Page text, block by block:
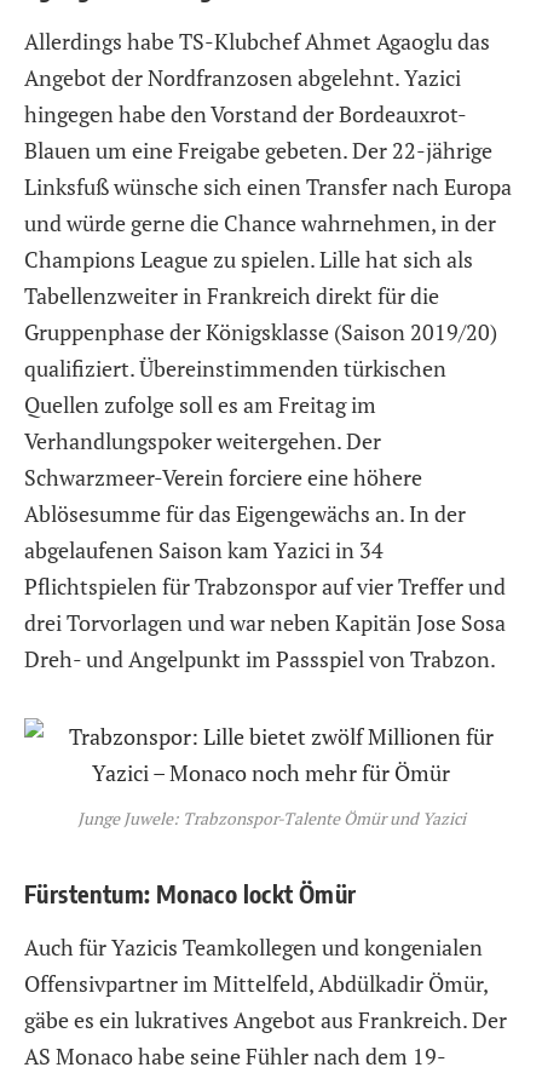
Allerdings habe TS-Klubchef Ahmet Agaoglu das
Angebot der Nordfranzosen abgelehnt. Yazici
hingegen habe den Vorstand der Bordeauxrot-
Blauen um eine Freigabe gebeten. Der 22-jährige
Linksfuß wünsche sich einen Transfer nach Europa
und würde gerne die Chance wahrnehmen, in der
Champions League zu spielen. Lille hat sich als
Tabellenzweiter in Frankreich direkt für die
Gruppenphase der Königsklasse (Saison 2019/20)
qualifiziert. Übereinstimmenden türkischen
Quellen zufolge soll es am Freitag im
Verhandlungspoker weitergehen. Der
Schwarzmeer-Verein forciere eine höhere
Ablösesumme für das Eigengewächs an. In der
abgelaufenen Saison kam Yazici in 34
Pflichtspielen für Trabzonspor auf vier Treffer und
drei Torvorlagen und war neben Kapitän Jose Sosa
Dreh- und Angelpunkt im Passspiel von Trabzon.
Junge Juwele: Trabzonspor-Talente Ömür und Yazici
Fürstentum: Monaco lockt Ömür
Auch für Yazicis Teamkollegen und kongenialen
Offensivpartner im Mittelfeld, Abdülkadir Ömür,
gäbe es ein lukratives Angebot aus Frankreich. Der
AS Monaco habe seine Fühler nach dem 19-